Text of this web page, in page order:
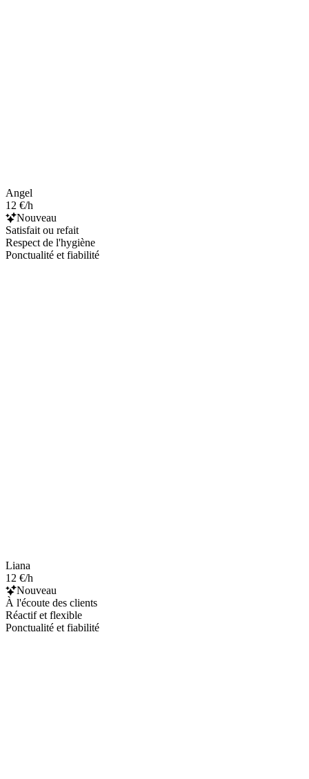
Angel
12 €/h
Nouveau
Satisfait ou refait
Respect de l'hygiène
Ponctualité et fiabilité
Liana
12 €/h
Nouveau
À l'écoute des clients
Réactif et flexible
Ponctualité et fiabilité